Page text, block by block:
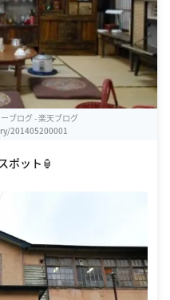
ーブログ - 楽天ブログ
201405200001
ポット🏮